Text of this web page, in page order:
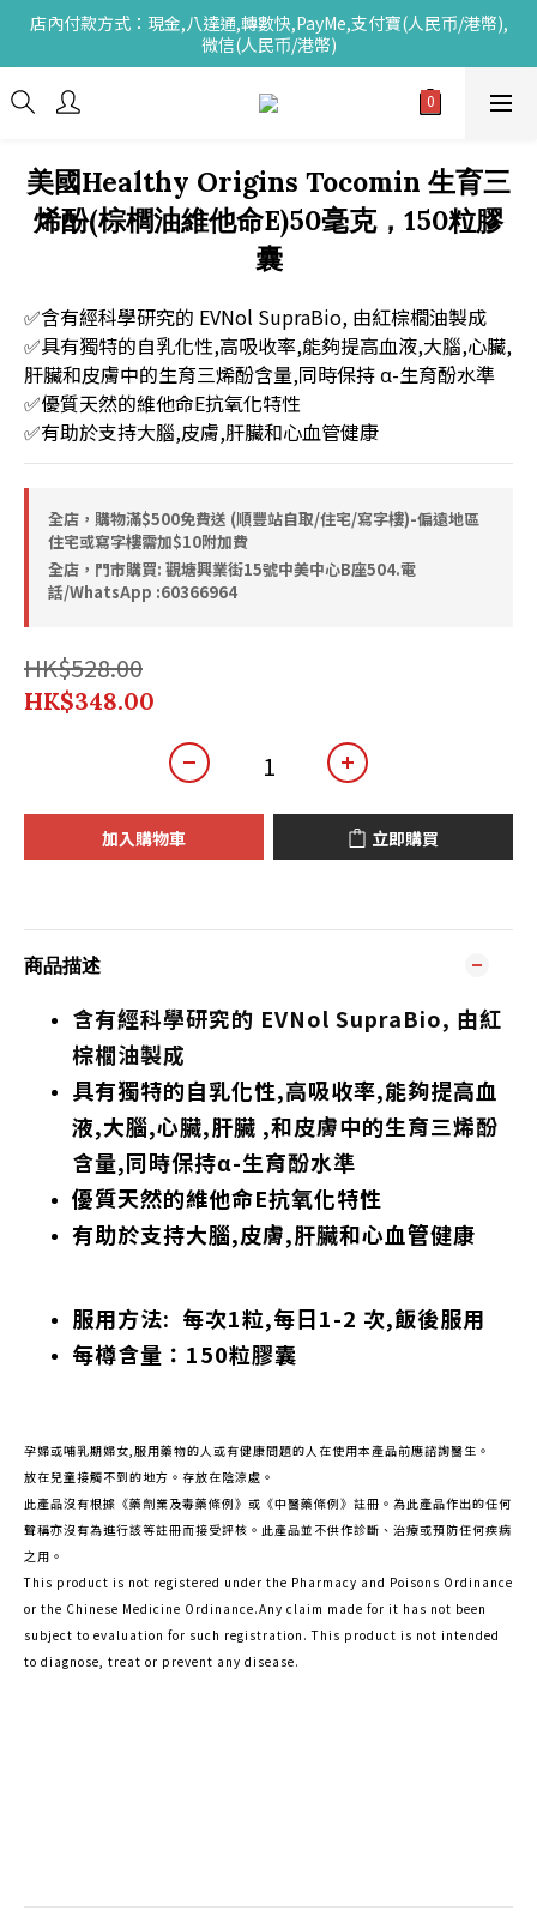
店內付款方式：現金,八達通,轉數快,PayMe,支付寶(人民币/港幣),
微信(人民币/港幣)
美國Healthy Origins Tocomin 生育三
烯酚(棕櫚油維他命E)50毫克，150粒膠
囊
✅含有經科學研究的 EVNol SupraBio, 由紅棕櫚油製成
✅具有獨特的自乳化性,高吸收率,能夠提高血液,大腦,心臟,
肝臟和皮膚中的生育三烯酚含量,同時保持 α-生育酚水準
✅優質天然的維他命E抗氧化特性
✅有助於支持大腦,皮膚,肝臟和心血管健康
全店，購物滿$500免費送 (順豐站自取/住宅/寫字樓)-偏遠地區
住宅或寫字樓需加$10附加費
全店，門市購買: 觀塘興業街15號中美中心B座504.電
話/WhatsApp :60366964
HK$528.00
HK$348.00
加入購物車 立即購買
商品描述
含有經科學研究的 EVNol SupraBio, 由紅
棕櫚油製成
具有獨特的自乳化性,高吸收率,能夠提高血
液,大腦,心臟,肝臟 ,和皮膚中的生育三烯酚
含量,同時保持α-生育酚水準
優質天然的維他命E抗氧化特性
有助於支持大腦,皮膚,肝臟和心血管健康
服用方法: 每次1粒,每日1-2 次,飯後服用
每樽含量：150粒膠囊
孕婦或哺乳期婦女,服用藥物的人或有健康問題的人在使用本產品前應諮詢醫生。
放在兒童接觸不到的地方。存放在陰涼處。
此產品沒有根據《藥劑業及毒藥條例》或《中醫藥條例》註冊。為此產品作出的任何
聲稱亦沒有為進行該等註冊而接受評核。此產品並不供作診斷、治療或預防任何疾病
之用。
This product is not registered under the Pharmacy and Poisons Ordinance
or the Chinese Medicine Ordinance.Any claim made for it has not been
subject to evaluation for such registration. This product is not intended
to diagnose, treat or prevent any disease.